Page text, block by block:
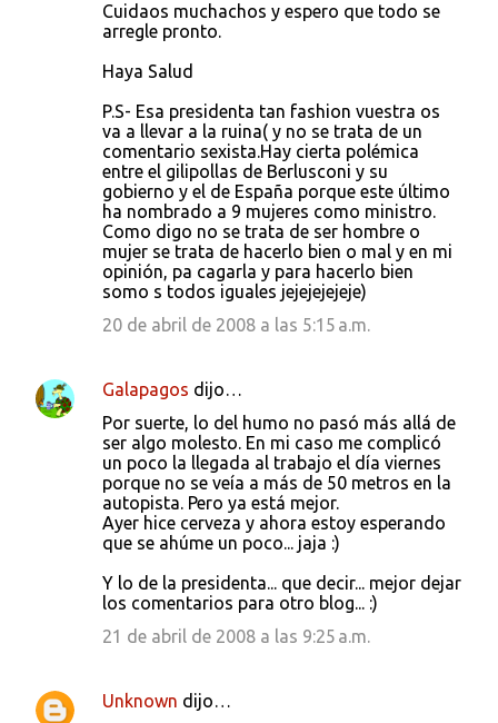
Cuidaos muchachos y espero que todo se
arregle pronto.
Haya Salud
P.S- Esa presidenta tan fashion vuestra os
va a llevar a la ruina( y no se trata de un
comentario sexista.Hay cierta polémica
entre el gilipollas de Berlusconi y su
gobierno y el de España porque este último
ha nombrado a 9 mujeres como ministro.
Como digo no se trata de ser hombre o
mujer se trata de hacerlo bien o mal y en mi
opinión, pa cagarla y para hacerlo bien
somo s todos iguales jejejejejeje)
20 de abril de 2008 a las 5:15 a.m.
Galapagos dijo…
Por suerte, lo del humo no pasó más allá de
ser algo molesto. En mi caso me complicó
un poco la llegada al trabajo el día viernes
porque no se veía a más de 50 metros en la
autopista. Pero ya está mejor.
Ayer hice cerveza y ahora estoy esperando
que se ahúme un poco... jaja :)
Y lo de la presidenta... que decir... mejor dejar
los comentarios para otro blog... :)
21 de abril de 2008 a las 9:25 a.m.
Unknown dijo…